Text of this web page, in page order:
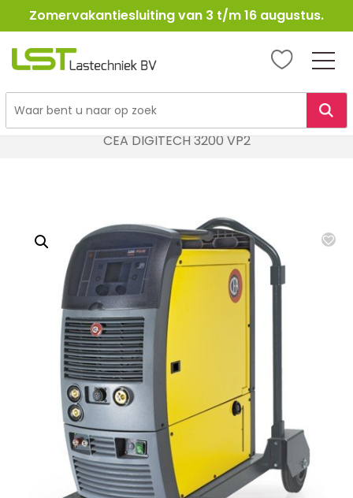
Ga
naar
Zomervakantiesluiting van 3 t/m 16 augustus.
LST
Lasapparatuur
CEA DIGITECH 3200 VP2